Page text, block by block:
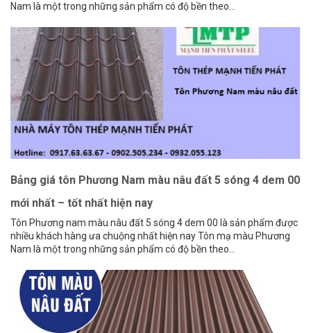
Nam là một trong những sản phẩm có độ bền theo...
Bảng giá tôn Phương Nam màu nâu đất 5 sóng 4 dem 00
mới nhất – tốt nhất hiện nay
Tôn Phương nam màu nâu đất 5 sóng 4 dem 00 là sản phẩm được
nhiều khách hàng ưa chuộng nhất hiện nay Tôn mạ màu Phương
Nam là một trong những sản phẩm có độ bền theo...